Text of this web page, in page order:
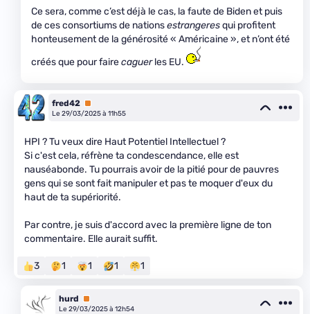
Ce sera, comme c’est déjà le cas, la faute de Biden et puis
de ces consortiums de nationsestrangeresqui profitent
honteusement de la générosité « Américaine », et n’ont été
créés que pour fairecaguerles EU.
fred42 Premium
Le 29/03/2025 à 11h55
HPI ? Tu veux dire Haut Potentiel Intellectuel ?
Si c'est cela, réfrène ta condescendance, elle est
nauséabonde. Tu pourrais avoir de la pitié pour de pauvres
gens qui se sont fait manipuler et pas te moquer d'eux du
haut de ta supériorité.
Par contre, je suis d'accord avec la première ligne de ton
commentaire. Elle aurait suffit.
3 1 1 1 1
hurd
Premium
Le 29/03/2025 à 12h54